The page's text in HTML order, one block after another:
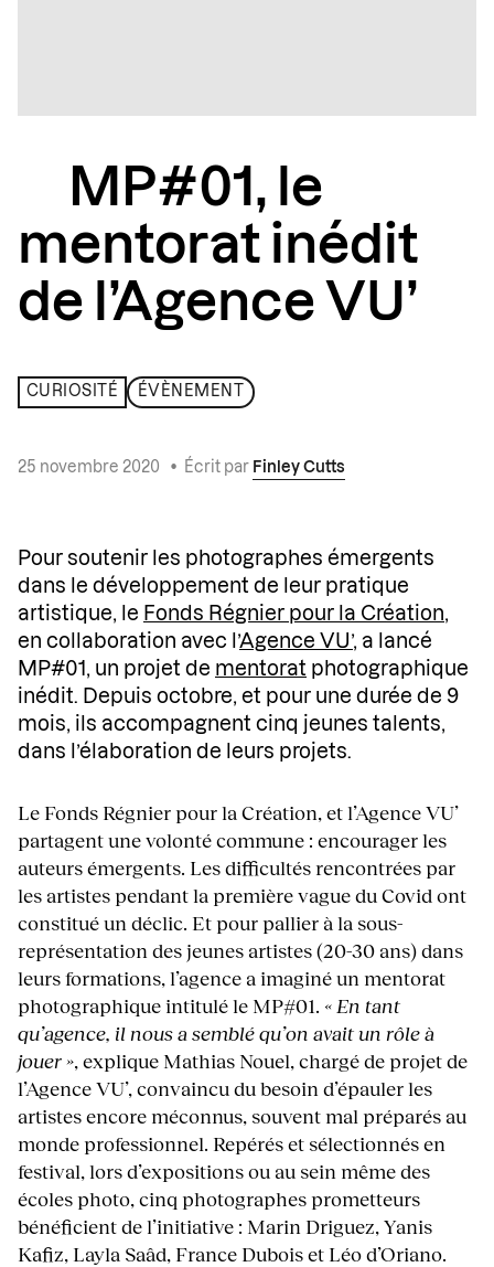
MP#01, le
mentorat inédit
de l’Agence VU’
CURIOSITÉ ÉVÈNEMENT
25 novembre 2020 • Écrit par Finley Cutts
Pour soutenir les photographes émergents
dans le développement de leur pratique
artistique, le Fonds Régnier pour la Création,
en collaboration avec l’Agence VU’, a lancé
MP#01, un projet de mentorat photographique
inédit. Depuis octobre, et pour une durée de 9
mois, ils accompagnent cinq jeunes talents,
dans l’élaboration de leurs projets.
Le Fonds Régnier pour la Création, et l’Agence VU’
partagent une volonté commune : encourager les
auteurs émergents. Les difficultés rencontrées par
les artistes pendant la première vague du Covid ont
constitué un déclic. Et pour pallier à la sous-
représentation des jeunes artistes (20-30 ans) dans
leurs formations, l’agence a imaginé un mentorat
photographique intitulé le MP#01. « En tant
qu’agence, il nous a semblé qu’on avait un rôle à
jouer », explique Mathias Nouel, chargé de projet de
l’Agence VU’, convaincu du besoin d’épauler les
artistes encore méconnus, souvent mal préparés au
monde professionnel. Repérés et sélectionnés en
festival, lors d’expositions ou au sein même des
écoles photo, cinq photographes prometteurs
bénéficient de l’initiative : Marin Driguez, Yanis
Kafiz, Layla Saâd, France Dubois et Léo d’Oriano.